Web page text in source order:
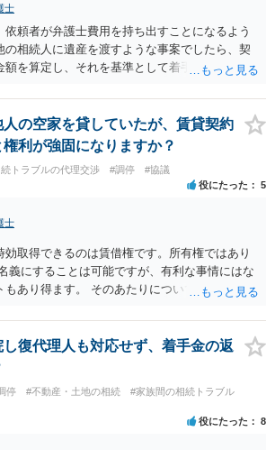
士
頼者が弁護士費用を持ち出すことになるよう
の相続人に遺産を渡すような事案でしたら、契
額を算定し、それを基準として着手金を設定
通しを言わないで契約はできないです。依頼者
けるべきです。
人の空家を貸していたが、賃貸契約
利が強固になりますか？
トラブルの代理交渉 #調停 #協議
役にたった 5
士
取得できるのは賃借権です。所有権ではあり
義にすることは可能ですが、有利な事情にはな
もあり得ます。 そのあたりについては、お近く
復代理人も対応せず、着手金の返
停 #不動産・土地の相続
#家族間の相続トラブル
役にたった 8